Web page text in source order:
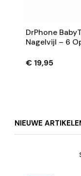
DrPhone
Nagelvijl – 6
Lichtgewicht
€ 19,95
NIEUWE